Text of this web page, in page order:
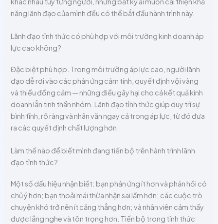
năng lãnh đạo của mình đều có thể bắt đầu hành trình này.
Lãnh đạo tỉnh thức có phù hợp với môi trường kinh doanh áp
lực cao không?
Đặc biệt phù hợp. Trong môi trường áp lực cao, người lãnh
đạo dễ rơi vào các phản ứng cảm tính, quyết định vội vàng
và thiếu đồng cảm — những điều gây hại cho cả kết quả kinh
doanh lẫn tinh thần nhóm. Lãnh đạo tỉnh thức giúp duy trì sự
bình tĩnh, rõ ràng và nhân văn ngay cả trong áp lực, từ đó đưa
ra các quyết định chất lượng hơn.
Làm thế nào để biết mình đang tiến bộ trên hành trình lãnh
đạo tỉnh thức?
Một số dấu hiệu nhận biết: bạn phản ứng ít hơn và phản hồi có
chủ ý hơn; bạn thoải mái thừa nhận sai lầm hơn; các cuộc trò
chuyện khó trở nên ít căng thẳng hơn; và nhân viên cảm thấy
được lắng nghe và tôn trọng hơn. Tiến bộ trong tỉnh thức